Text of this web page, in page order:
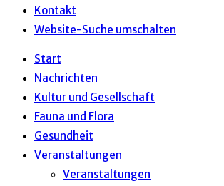
Kontakt
Website-Suche umschalten
Start
Nachrichten
Kultur und Gesellschaft
Fauna und Flora
Gesundheit
Veranstaltungen
Veranstaltungen